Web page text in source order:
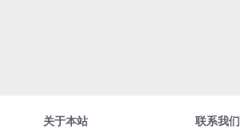
关于本站
联系我们